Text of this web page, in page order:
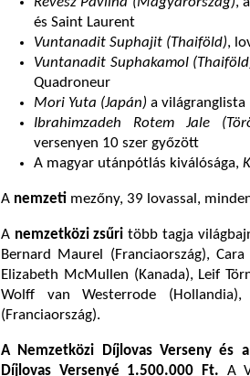
és Saint Laurent
Vuntanadit Suphajit (Thaiföld),
Vuntanadit Suphakamol
Quadroneur
Mori Yuta (Japán) a világranglista
Ibrahimzadeh Rotem Jale
versenyen 10 szer győzött
A magyar utánpótlás kiválósága,
A nemzeti mezőny, 39 lovassal,
A nemzetközi zsűri több tagja
Bernard Maurel (Franciaország),
Elizabeth McMullen (Kanada), Leif
Wolff van Westerrode
(Franciaország).
A Nemzetközi Díjlovas Verseny és
Díjlovas Versenyé 1.500.000 Ft. A